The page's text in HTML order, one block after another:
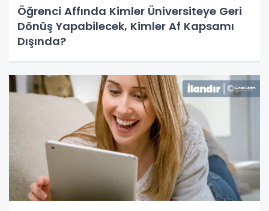
Öğrenci Affında Kimler Üniversiteye Geri
Dönüş Yapabilecek, Kimler Af Kapsamı
Dışında?